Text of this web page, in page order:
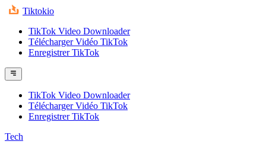
Tiktokio
TikTok Video Downloader
Télécharger Vidéo TikTok
Enregistrer TikTok
TikTok Video Downloader
Télécharger Vidéo TikTok
Enregistrer TikTok
Tech